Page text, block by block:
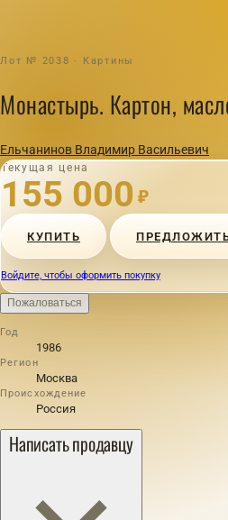
Лот № 2038 · Картины
Монастырь. Картон,
Ельчанинов Владимир Васильевич
Текущая цена
155 000 ₽
КУПИТЬ
Войдите, чтобы оформить покупку
Пожаловаться
Год
1986
Регион
Москва
Происхождение
Россия
Написать продавцу